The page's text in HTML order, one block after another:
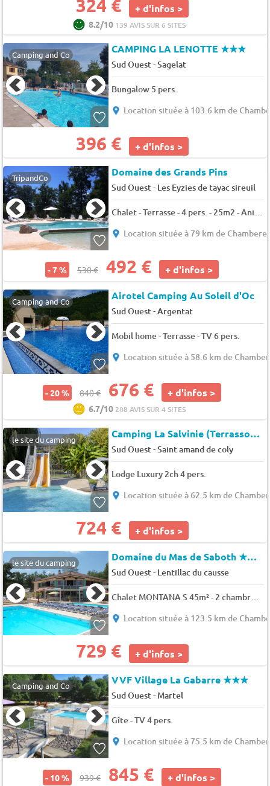
324 € + d'infos >
8.2/10 139 AVIS SUR 6 SITES
Camping and Co CAMPING LA LENOTTE★★★
Sud Ouest-Sagelat
Bungalow 5 pers.
Location située à 103.6 km de
396 € + d'infos >
TripandCo Domaine des Grands Pins
Sud Ouest- Les Eyzies de tayac sireuil
Chalet - Terrasse - 4 pers. - 25m2 - Animaux admis
Location située à 79 km de
- 7 % 530 € 492 € + d'infos >
Camping and Co Airotel Camping Au Soleil d'Oc
Sud Ouest-Argentat
Mobil home - Terrasse - TV 6 pers.
Location située à 58.6 km de
- 20 % 840 € 676 € + d'infos >
6.7/10 208 AVIS SUR 4 SITES
le site du camping Camping La Salvinie (Terrasson-Lavilledieu à 4 km)
Sud Ouest-Saint amand de coly
Lodge Luxury 2ch 4 pers.
Location située à 62.5 km de
724 € + d'infos >
le site du camping Domaine du Mas de Saboth★★★★
Sud Ouest- Lentillac du causse
Chalet MONTANA S 45m² - 2 chambres 5 pers.
Location située à 123.5 km de
729 € + d'infos >
Camping and Co VVF Village La Gabarre★★★
Sud Ouest- Martel
Gîte - TV 4 pers.
Location située à 75.5 km de
- 10 % 939 € 845 € + d'infos >